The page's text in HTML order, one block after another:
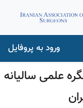
ورود به پروفایل
علمی سالیانه